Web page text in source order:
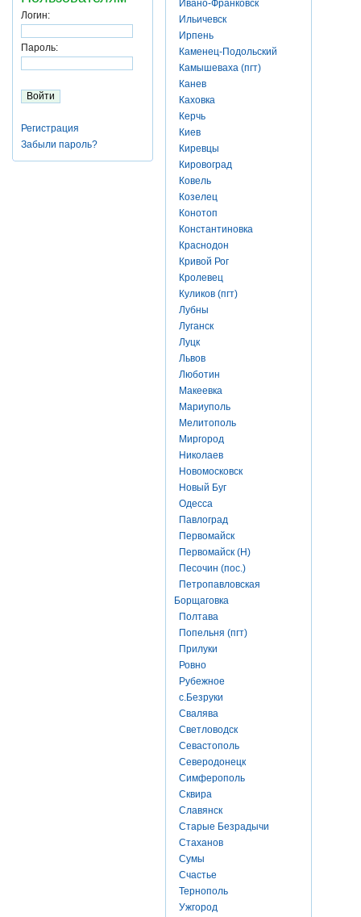
Логин:
Пароль:
Регистрация
Забыли пароль?
Ивано-Франковск
Ильичевск
Ирпень
Каменец-Подольский
Камышеваха (пгт)
Канев
Каховка
Керчь
Киев
Киревцы
Кировоград
Ковель
Козелец
Конотоп
Константиновка
Краснодон
Кривой Рог
Кролевец
Куликов (пгт)
Лубны
Луганск
Луцк
Львов
Люботин
Макеевка
Мариуполь
Мелитополь
Миргород
Николаев
Новомосковск
Новый Буг
Одесса
Павлоград
Первомайск
Первомайск (Н)
Песочин (пос.)
Петропавловская
Борщаговка
Полтава
Попельня (пгт)
Прилуки
Ровно
Рубежное
с.Безруки
Свалява
Светловодск
Севастополь
Северодонецк
Симферополь
Сквира
Славянск
Старые Безрадычи
Стаханов
Сумы
Счастье
Тернополь
Ужгород